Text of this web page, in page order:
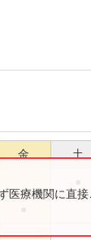
金 土
療機関に直接